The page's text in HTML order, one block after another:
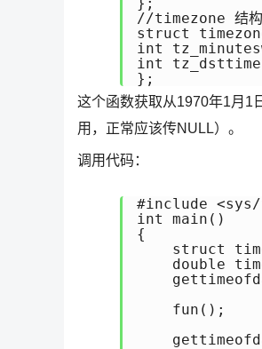
//timezone 结构
struct
int
int tz_dsttime;
};
这个函数获取从1970年1月1
用，正常应该传NULL）。
调用代码：
#include <sys/
int main()
{
struct
double
    fun();